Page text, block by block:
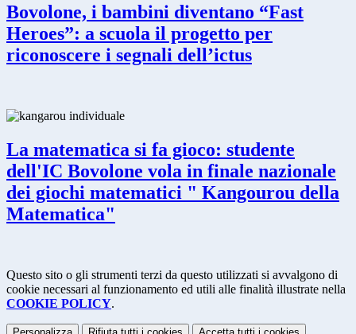
Bovolone, i bambini diventano “Fast
Heroes”: a scuola il progetto per
riconoscere i segnali dell’ictus
La matematica si fa gioco: studente
dell'IC Bovolone vola in finale nazionale
dei giochi matematici " Kangourou della
Matematica"
Questo sito o gli strumenti terzi da questo utilizzati si avvalgono di
cookie necessari al funzionamento ed utili alle finalità illustrate nella
COOKIE POLICY.